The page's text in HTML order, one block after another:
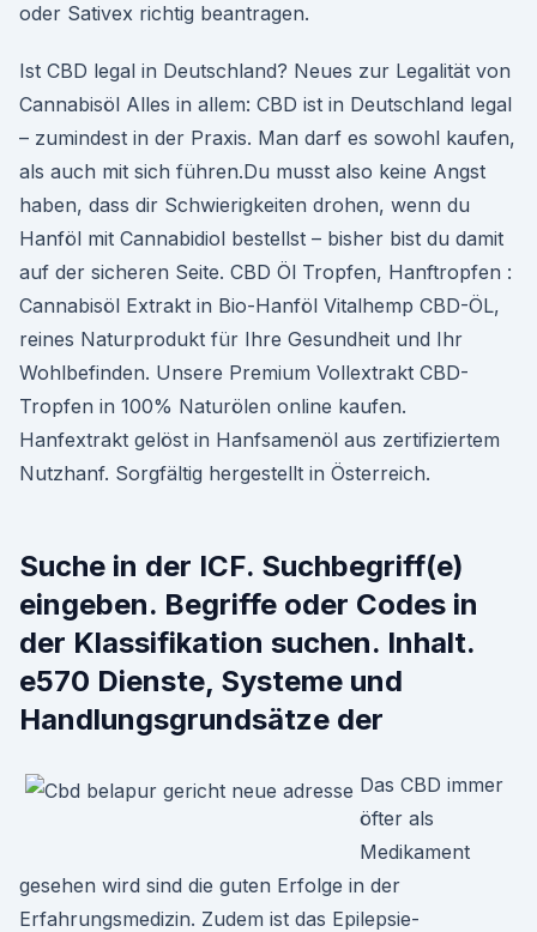
oder Sativex richtig beantragen.
Ist CBD legal in Deutschland? Neues zur Legalität von
Cannabisöl Alles in allem: CBD ist in Deutschland legal
– zumindest in der Praxis. Man darf es sowohl kaufen,
als auch mit sich führen.Du musst also keine Angst
haben, dass dir Schwierigkeiten drohen, wenn du
Hanföl mit Cannabidiol bestellst – bisher bist du damit
auf der sicheren Seite. CBD Öl Tropfen, Hanftropfen :
Cannabisöl Extrakt in Bio-Hanföl Vitalhemp CBD-ÖL,
reines Naturprodukt für Ihre Gesundheit und Ihr
Wohlbefinden. Unsere Premium Vollextrakt CBD-
Tropfen in 100% Naturölen online kaufen.
Hanfextrakt gelöst in Hanfsamenöl aus zertifiziertem
Nutzhanf. Sorgfältig hergestellt in Österreich.
Suche in der ICF. Suchbegriff(e)
eingeben. Begriffe oder Codes in
der Klassifikation suchen. Inhalt.
e570 Dienste, Systeme und
Handlungsgrundsätze der
Das CBD immer
öfter als
Medikament
gesehen wird sind die guten Erfolge in der
Erfahrungsmedizin. Zudem ist das Epilepsie-